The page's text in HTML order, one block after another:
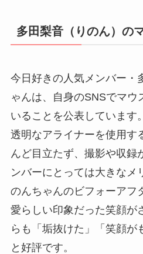
多田梨音（りのん）の
今日好きの人気メンバー・
ゃんは、自身のSNSでマウ
いることを公表しています
透明なアライナーを使用す
んど目立たず、撮影や収録
ンバーにとっては大きなメ
のんちゃんのビフォーアフ
愛らしい印象だった笑顔が
らも「垢抜けた」「笑顔が
と好評です。